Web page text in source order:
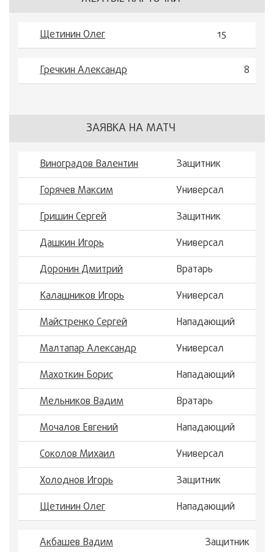
Щетинин Олег 15
Гречкин Александр 8
ЗАЯВКА НА МАТЧ
Виноградов Валентин
Защитник
Горячев Максим
Универсал
Гришин Сергей
Защитник
Дашкин Игорь
Универсал
Доронин Дмитрий
Вратарь
Калашников Игорь
Универсал
Майстренко Сергей
Нападающий
Малтапар Александр
Универсал
Махоткин Борис
Нападающий
Мельников Вадим
Вратарь
Мочалов Евгений
Нападающий
Соколов Михаил
Универсал
Холоднов Игорь
Защитник
Щетинин Олег
Нападающий
Акбашев Вадим
Защитник